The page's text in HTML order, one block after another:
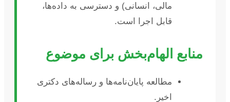
مالی، انسانی) و دسترسی به داده‌ها،
قابل اجرا است.
منابع الهام‌بخش برای موضوع
مطالعه پایان‌نامه‌ها و رساله‌های دکتری
اخیر.